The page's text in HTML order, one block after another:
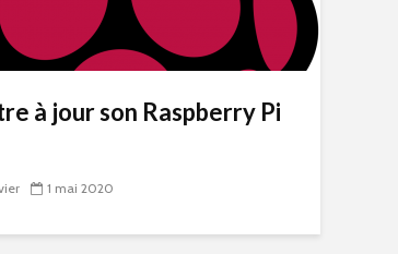
à jour son Raspberry Pi
1 mai 2020